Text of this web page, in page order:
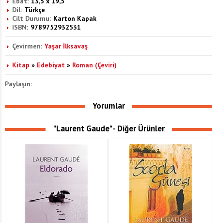
Dil: Türkçe
Cilt Durumu: Karton Kapak
ISBN: 9789752932531
Çevirmen: Yaşar İlksavaş
Kitap » Edebiyat » Roman (Çeviri)
Paylaşın:
Yorumlar
"Laurent Gaude" - Diğer Ürünler